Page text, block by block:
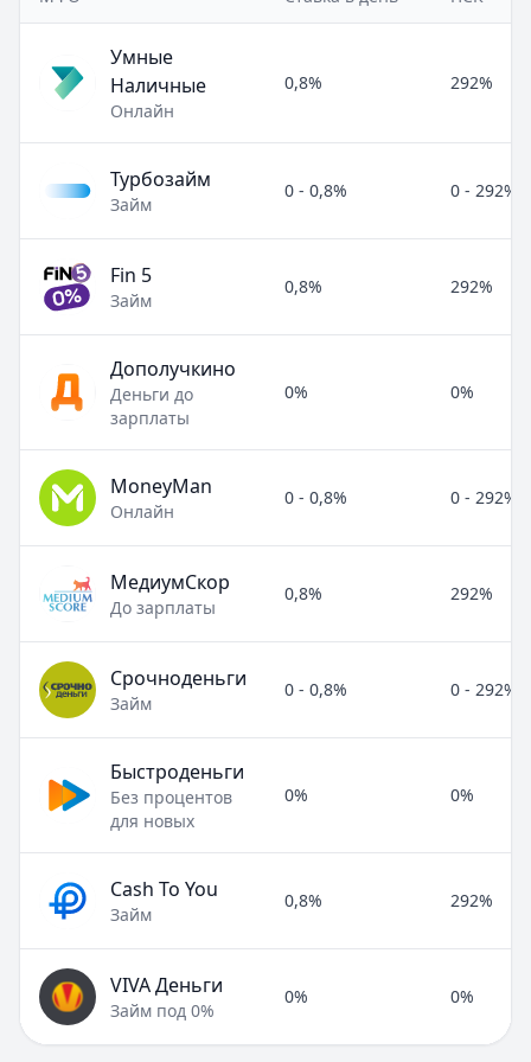
Умные
Наличные
Онлайн
0,8% 292%
Турбозайм
Займ
0 - 0,8% 0 - 292%
Fin 5
Займ
0,8% 292%
Дополучкино
Деньги до
зарплаты
0% 0%
MoneyMan
Онлайн
0 - 0,8% 0 - 292%
МедиумСкор
До зарплаты
0,8% 292%
Срочноденьги
Займ
0 - 0,8% 0 - 292%
Быстроденьги
Без процентов
для новых
0% 0%
Cash To You
Займ
0,8% 292%
VIVA Деньги
Займ под 0%
0% 0%